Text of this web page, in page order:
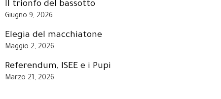
Il trionfo del bassotto
Giugno 9, 2026
Elegia del macchiatone
Maggio 2, 2026
Referendum, ISEE e i Pupi
Marzo 21, 2026